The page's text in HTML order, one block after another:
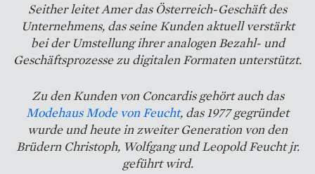
Seither leitet Amer das Österreich-Geschäft des
Unternehmens, das seine Kunden aktuell verstärkt
bei der Umstellung ihrer analogen Bezahl- und
Geschäftsprozesse zu digitalen Formaten unterstützt.
Zu den Kunden von Concardis gehört auch das
Modehaus Mode von Feucht, das 1977 gegründet
wurde und heute in zweiter Generation von den
Brüdern Christoph, Wolfgang und Leopold Feucht jr.
geführt wird.